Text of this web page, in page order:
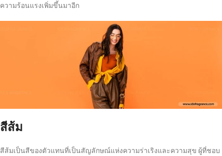
ความร้อนแรงเพิ่มขึ้นมาอีก
สีส้ม
สีส้มเป็นสีของตัวแทนที่เป็นสัญลักษณ์แห่งความร่าเริงและความสุข ผู้ที่ชอบ